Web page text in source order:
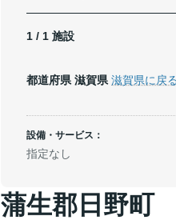
1 / 1 施設
都道府県 滋賀県 滋賀県に戻る
設備・サービス：
指定なし
蒲生郡日野町